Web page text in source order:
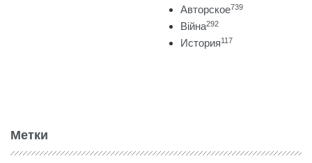
Авторское739
Війна292
История117
Метки